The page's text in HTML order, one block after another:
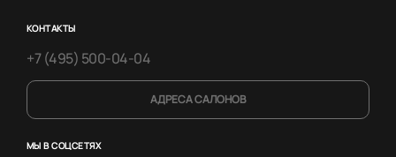
КОНТАКТЫ
+7 (495) 500-04-04
АДРЕСА САЛОНОВ
МЫ В СОЦСЕТЯХ